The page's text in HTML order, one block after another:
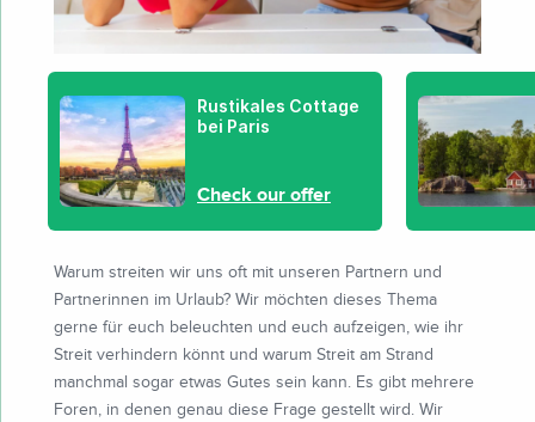
Rustikales Cottage
bei Paris
Check our offer
Warum streiten wir uns oft mit unseren Partnern und
Partnerinnen im Urlaub? Wir möchten dieses Thema
gerne für euch beleuchten und euch aufzeigen, wie ihr
Streit verhindern könnt und warum Streit am Strand
manchmal sogar etwas Gutes sein kann. Es gibt mehrere
Foren, in denen genau diese Frage gestellt wird. Wir